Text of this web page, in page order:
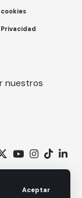
Aceptar
nuestros
los derechos